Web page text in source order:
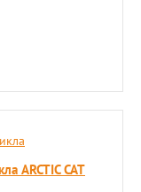
ARCTIC CAT